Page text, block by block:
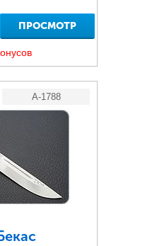
ПРОСМОТР
A-1788